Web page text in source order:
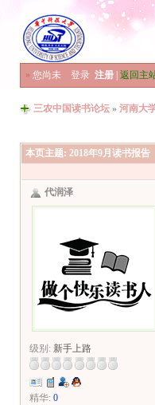
» 您尚未 登录 注册 返回主
三农中国读书论坛 » 河南大
本页主题: 2018年9月读书报告
代润泽
级别: 新手上路
精华: 0